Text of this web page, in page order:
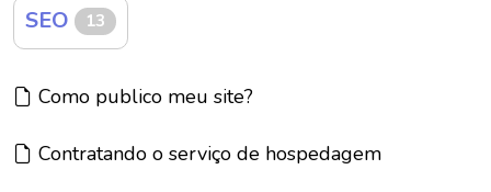
SEO 13
Artigo:
Como publico meu site?
Artigo:
Contratando o serviço de hospedagem